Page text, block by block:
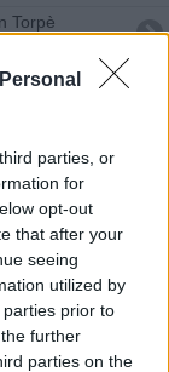
parties, or
for
opt-out
that after your
seeing
utilized by
prior to
further
parties on the
Torpè
data
Saint Tropez
Saint Tropez